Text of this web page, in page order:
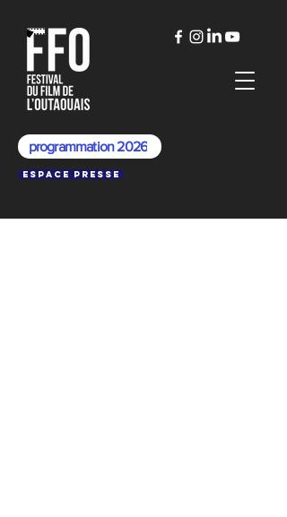
programmation 2026
Espace presse